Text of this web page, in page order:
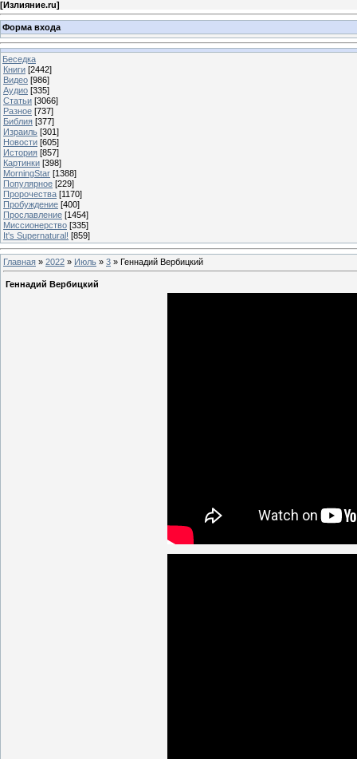
[Излияние.ru]
Форма входа
Беседка
Книги [2442]
Видео [986]
Аудио [335]
Статьи [3066]
Разное [737]
Библия [377]
Израиль [301]
Новости [605]
История [857]
Картинки [398]
MorningStar [1388]
Популярное [229]
Пророчества [1170]
Пробуждение [400]
Прославление [1454]
Миссионерство [335]
It's Supernatural! [859]
Главная » 2022 » Июль » 3 » Геннадий Вербицкий
Геннадий Вербицкий